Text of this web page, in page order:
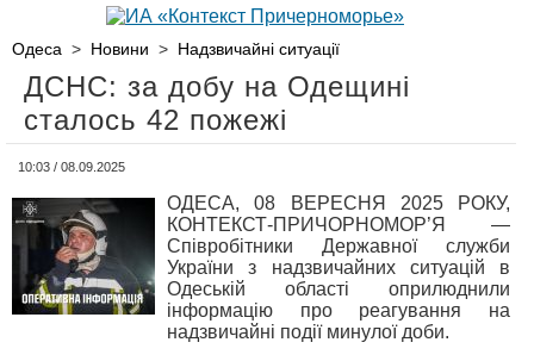
Одеса > Новини > Надзвичайні ситуації
ДСНС: за добу на Одещині
сталось 42 пожежі
10:03 / 08.09.2025
ОДЕСА, 08 ВЕРЕСНЯ 2025 РОКУ,
КОНТЕКСТ-ПРИЧОРНОМОР’Я —
Співробітники Державної служби
України з надзвичайних ситуацій в
Одеській області оприлюднили
інформацію про реагування на
надзвичайні події минулої доби.